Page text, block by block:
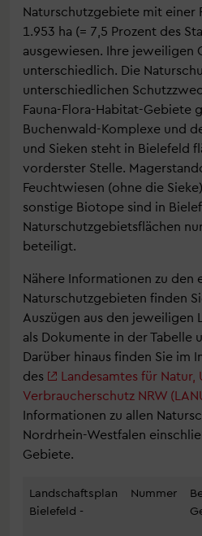
Naturschutzgebiete mit einer
1.953 ha (= 7,5 Prozent des
ausgewiesen. Ihre jeweiligen
unterschiedlich. Die
unterschiedlichen
Fauna-Flora-Habitat-Gebiete
Buchenwald-Komplexe und
und Sieken steht in Bielefeld
vorderster Stelle.
Feuchtwiesen (ohne die
sonstige Biotope sind in
Naturschutzgebietsflächen
beteiligt.
Nähere Informationen zu den
Naturschutzgebieten finden
Auszügen aus den jeweiligen
als Dokumente in der Tabelle
Darüber hinaus finden Sie im
des
Landesamtes für
Verbraucherschutz NRW
Informationen zu allen
Nordrhein-Westfalen
Gebiete.
Landschaftsplan
Bielefeld -
Nummer